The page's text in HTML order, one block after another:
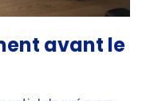
avant le